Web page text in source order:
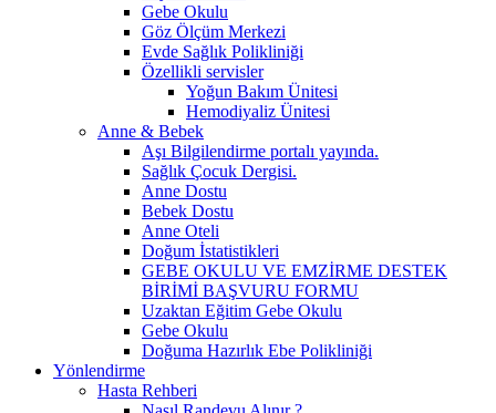
Gebe Okulu
Göz Ölçüm Merkezi
Evde Sağlık Polikliniği
Özellikli servisler
Yoğun Bakım Ünitesi
Hemodiyaliz Ünitesi
Anne & Bebek
Aşı Bilgilendirme portalı yayında.
Sağlık Çocuk Dergisi.
Anne Dostu
Bebek Dostu
Anne Oteli
Doğum İstatistikleri
GEBE OKULU VE EMZİRME DESTEK
BİRİMİ BAŞVURU FORMU
Uzaktan Eğitim Gebe Okulu
Gebe Okulu
Doğuma Hazırlık Ebe Polikliniği
Yönlendirme
Hasta Rehberi